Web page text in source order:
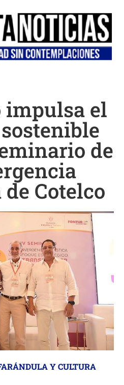
el
de
Cotelco
Y CULTURA